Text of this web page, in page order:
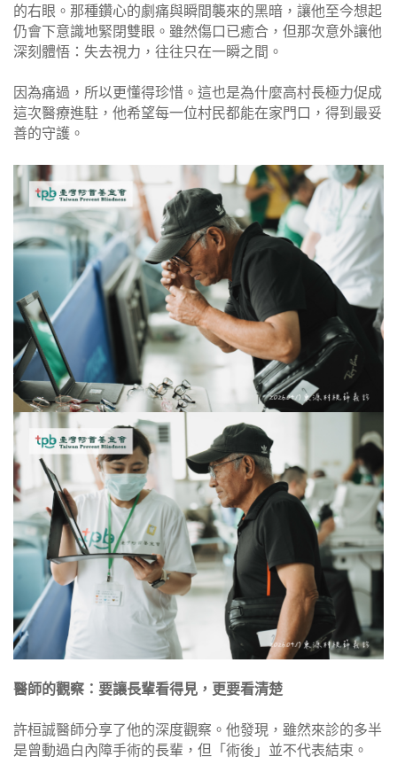
的右眼。那種鑽心的劇痛與瞬間襲來的黑暗，讓他至今想起
仍會下意識地緊閉雙眼。雖然傷口已癒合，但那次意外讓他
深刻體悟：失去視力，往往只在一瞬之間。
因為痛過，所以更懂得珍惜。這也是為什麼高村長極力促成
這次醫療進駐，他希望每一位村民都能在家門口，得到最妥
善的守護。
醫師的觀察：要讓長輩看得見，更要看清楚
許桓誠醫師分享了他的深度觀察。他發現，雖然來診的多半
是曾動過白內障手術的長輩，但「術後」並不代表結束。